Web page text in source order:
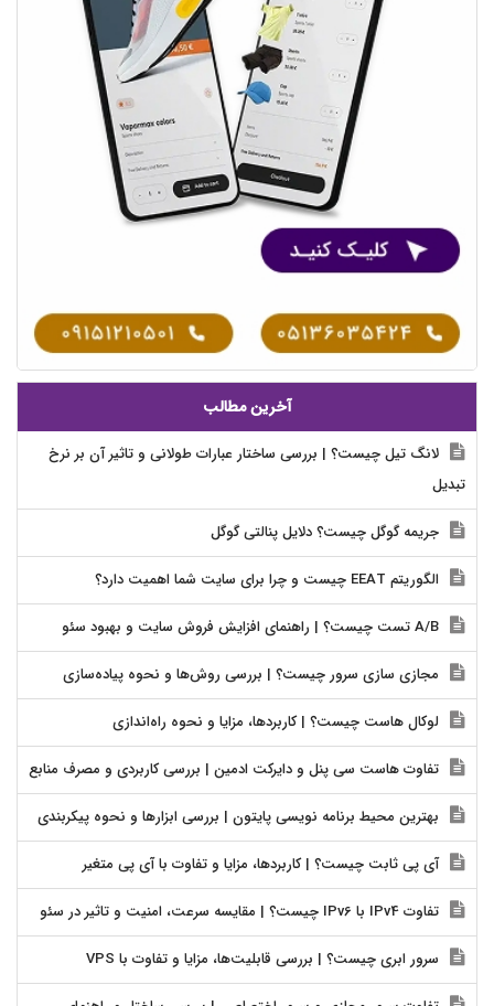
آخرین مطالب
لانگ تیل چیست؟ | بررسی ساختار عبارات طولانی و تاثیر آن بر نرخ
تبدیل
جریمه گوگل چیست؟ دلایل پنالتی گوگل
الگوریتم EEAT چیست و چرا برای سایت شما اهمیت دارد؟
مجازی سازی سرور چیست؟ | بررسی روش‌ها و نحوه پیاده‌سازی
لوکال هاست چیست؟ | کاربردها، مزایا و نحوه راه‌اندازی
تفاوت هاست سی پنل و دایرکت ادمین | بررسی کاربردی و مصرف منابع
بهترین محیط برنامه نویسی پایتون | بررسی ابزارها و نحوه پیکربندی
آی پی ثابت چیست؟ | کاربردها، مزایا و تفاوت با آی پی متغیر
تفاوت IPv4 با IPv6 چیست؟ | مقایسه سرعت، امنیت و تاثیر در سئو
سرور ابری چیست؟ | بررسی قابلیت‌ها، مزایا و تفاوت با VPS